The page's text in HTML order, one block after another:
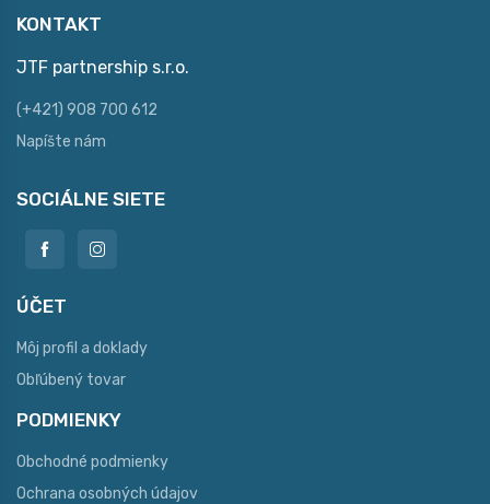
KONTAKT
JTF partnership s.r.o.
(+421) 908 700 612
Napíšte nám
SOCIÁLNE SIETE
ÚČET
Môj profil a doklady
Obľúbený tovar
PODMIENKY
Obchodné podmienky
Ochrana osobných údajov